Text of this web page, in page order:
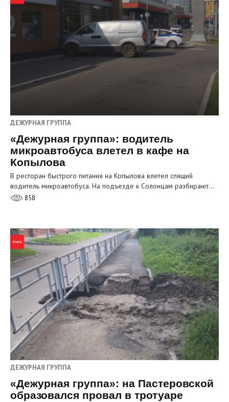
ДЕЖУРНАЯ ГРУППА
«Дежурная группа»: водитель
микроавтобуса влетел в кафе на
Копылова
В ресторан быстрого питания на Копылова влетел спящий
водитель микроавтобуса. На подъезде к Солонцам разбирают…
858
ДЕЖУРНАЯ ГРУППА
«Дежурная группа»: на Пастеровской
образовался провал в тротуаре